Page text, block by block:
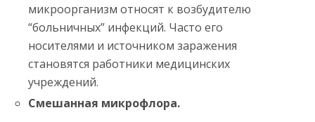
микроорганизм относят к возбудителю
“больничных” инфекций. Часто его
носителями и источником заражения
становятся работники медицинских
учреждений.
Смешанная микрофлора.